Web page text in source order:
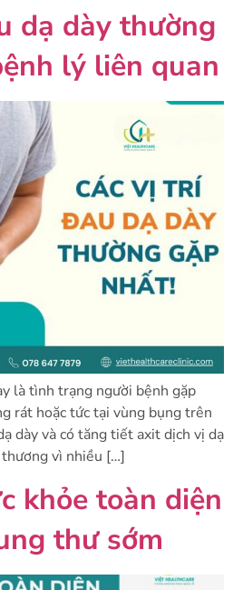
dạ dày thường
lý liên quan
là tình trạng người bệnh gặp
rát hoặc tức tại vùng bụng trên
dày và có tăng tiết axit dịch vị dạ
vì nhiều […]
khỏe toàn diện
thư sớm